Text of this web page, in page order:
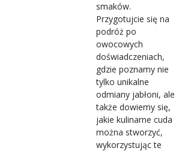
smaków.
Przygotujcie się na
podróż po
owocowych
doświadczeniach,
gdzie poznamy nie
tylko unikalne
odmiany jabłoni, ale
także dowiemy się,
jakie kulinarne cuda
można stworzyć,
wykorzystując te